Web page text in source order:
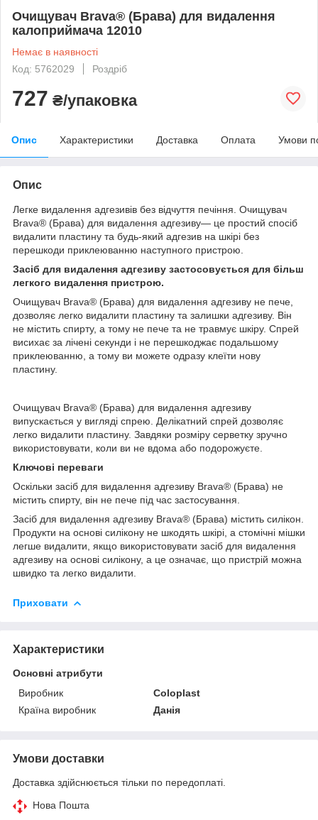
Очищувач Brava® (Брава) для видалення
калоприймача 12010
Немає в наявності
Код: 5762029
Роздріб
727 ₴/упаковка
Опис Характеристики Доставка Оплата Умови
Опис
Легке видалення адгезивів без відчуття печіння. Очищувач
Brava® (Брава) для видалення адгезиву— це простий спосіб
видалити пластину та будь-який адгезив на шкірі без
перешкоди приклеюванню наступного пристрою.
Засіб для видалення адгезиву застосовується для більш
легкого видалення пристрою.
Очищувач Brava® (Брава) для видалення адгезиву не пече,
дозволяє легко видалити пластину та залишки адгезиву. Він
не містить спирту, а тому не пече та не травмує шкіру. Спрей
висихає за лічені секунди і не перешкоджає подальшому
приклеюванню, а тому ви можете одразу клеїти нову
пластину.
Очищувач Brava® (Брава) для видалення адгезиву
випускається у вигляді спрею. Делікатний спрей дозволяє
легко видалити пластину. Завдяки розміру серветку зручно
використовувати, коли ви не вдома або подорожуєте.
Ключові переваги
Оскільки засіб для видалення адгезиву Brava® (Брава) не
містить спирту, він не пече під час застосування.
Засіб для видалення адгезиву Brava® (Брава) містить силікон.
Продукти на основі силікону не шкодять шкірі, а стомічні мішки
легше видалити, якщо використовувати засіб для видалення
адгезиву на основі силікону, а це означає, що пристрій можна
швидко та легко видалити.
Приховати
Характеристики
Основні атрибути
Виробник
Coloplast
Країна виробник
Данія
Умови доставки
Доставка здійснюється тільки по передоплаті.
Нова Пошта